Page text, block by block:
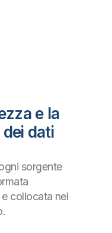
e la
dati
sorgente
collocata nel